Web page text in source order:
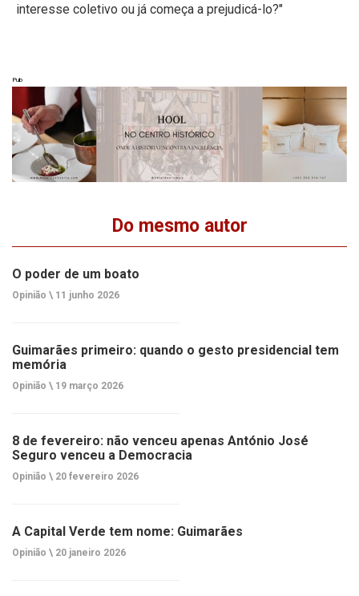
interesse coletivo ou já começa a prejudicá-lo?"
Pub
Do mesmo autor
O poder de um boato
Opinião \ 11 junho 2026
Guimarães primeiro: quando o gesto presidencial tem
memória
Opinião \ 19 março 2026
8 de fevereiro: não venceu apenas António José
Seguro venceu a Democracia
Opinião \ 20 fevereiro 2026
A Capital Verde tem nome: Guimarães
Opinião \ 20 janeiro 2026